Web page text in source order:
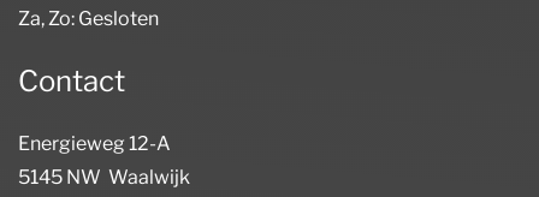
Za, Zo: Gesloten
Contact
Energieweg 12-A
5145 NW Waalwijk